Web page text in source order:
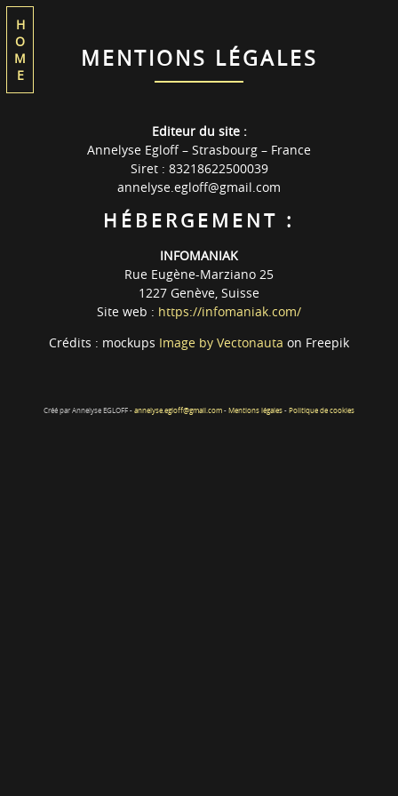
H
O
M
E
MENTIONS LÉGALES
Editeur du site :
Annelyse Egloff – Strasbourg – France
Siret : 83218622500039
annelyse.egloff@gmail.com
HÉBERGEMENT :
INFOMANIAK
Rue Eugène-Marziano 25
1227 Genève, Suisse
Site web : https://infomaniak.com/
Crédits : mockups Image by Vectonauta on Freepik
Créé par Annelyse EGLOFF - annelyse.egloff@gmail.com - Mentions légales - Politique de cookies